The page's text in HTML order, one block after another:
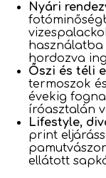
Nyári
használatba
hordozva
Őszi és téli
termoszok
évekig
íróasztalán
Lifestyle,
print
ellátott